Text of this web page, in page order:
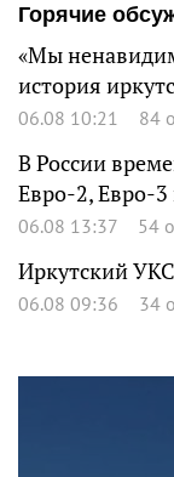
Горячие
«Мы
история
06.08 10:21 84
В России
Евро-2, Евро-
06.08 13:37 54
Иркутский
06.08 09:36 34